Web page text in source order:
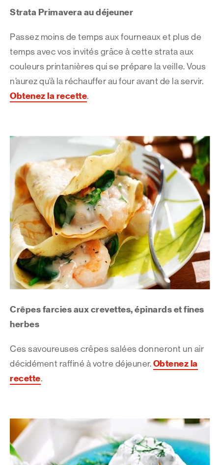
Strata Primavera au déjeuner
Passez moins de temps aux fourneaux et plus de
temps avec vos invités grâce à cette strata aux
couleurs printanières qui se prépare la veille. Vous
n’aurez qu’à la réchauffer au four avant de la servir.
Obtenez la recette.
Crêpes farcies aux crevettes, épinards et fines
herbes
Ces savoureuses crêpes salées donneront un air
décidément raffiné à votre déjeuner. Obtenez la
recette.